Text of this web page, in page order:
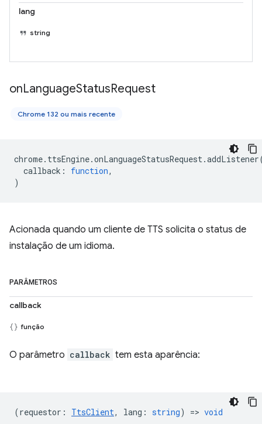
lang
string
onLanguageStatusRequest
Chrome 132 ou mais recente
chrome. ttsEngine.onLanguageStatusRequest.addListener
callback : function,
)
Acionada quando um cliente de TTS solicita o status de
instalação de um idioma.
PARÂMETROS
callback
função
O parâmetro callback tem esta aparência:
(requestor : TtsClient, lang : string) => void